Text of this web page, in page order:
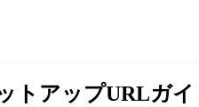
トアップURLガイ